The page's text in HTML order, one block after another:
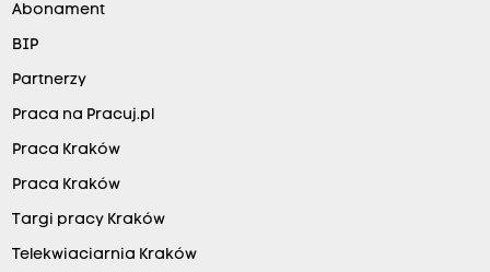
Abonament
BIP
Partnerzy
Praca na Pracuj.pl
Praca Kraków
Praca Kraków
Targi pracy Kraków
Telekwiaciarnia Kraków